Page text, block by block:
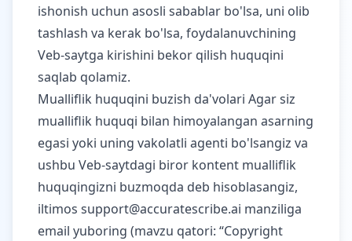
ishonish uchun asosli sabablar bo'lsa, uni olib
tashlash va kerak bo'lsa, foydalanuvchining
Veb-saytga kirishini bekor qilish huquqini
saqlab qolamiz.
Mualliflik huquqini buzish da'volari Agar siz
mualliflik huquqi bilan himoyalangan asarning
egasi yoki uning vakolatli agenti bo'lsangiz va
ushbu Veb-saytdagi biror kontent mualliflik
huquqingizni buzmoqda deb hisoblasangiz,
iltimos support@accuratescribe.ai manziliga
email yuboring (mavzu qatori: “Copyright